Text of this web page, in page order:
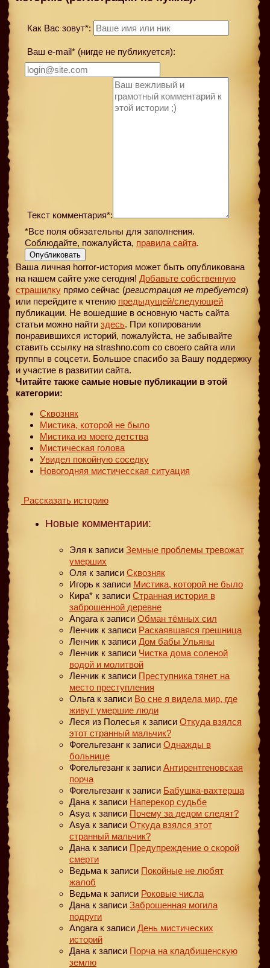
Как Вас зовут*:
Ваш e-mail* (нигде не публикуется):
Текст комментария*:
*Все поля обязательны для заполнения.
Соблюдайте, пожалуйста, правила сайта.
Опубликовать
Ваша личная horror-история может быть опубликована
на нашем сайте уже сегодня! Добавьте собственную
страшилку прямо сейчас (регистрация не требуется)
или перейдите к чтению предыдущей/следующей
публикации. Не вошедшие в основную часть сайта
статьи можно найти здесь. При копировании
понравившихся историй, пожалуйста, не забывайте
ставить ссылку на strashno.com со своего сайта или
группы в соцсети. Большое спасибо за Вашу поддержку
и участие в развитии сайта.
Читайте также самые новые публикации в этой
категории:
Сквозняк
Мистика, которой не было
Мистика из моего детства
Мистическая голова
Увидел покойную соседку
Новогодняя мистичесская ситуация
Рассказать историю
Новые комментарии:
Эля к записи Земные проблемы тревожат
умерших
Оля к записи Сквозняк
Игорь к записи Мистика, которой не было
Кира* к записи Странная история в
заброшенной деревне
Angara к записи Обман тёмных сил
Ленчик к записи Раскаявшаяся грешница
Ленчик к записи Дом бабы Ульяны
Ленчик к записи Чистка дома соленой
водой и молитвой
Ленчик к записи Преступника тянет на
место преступления
Ольга к записи Во сне я видела мир, где
живут умершие люди
Леся из Полесья к записи Откуда взялся
этот странный мальчик?
Фогельгезанг к записи Однажды в
больнице
Фогельгезанг к записи Антирентгеновская
порча
Фогельгезанг к записи Бабушка-вахтерша
Дана к записи Наперекор судьбе
Asya к записи Почему за дедом следят?
Asya к записи Откуда взялся этот
странный мальчик?
Дана к записи Предупреждение о скорой
смерти
Ведьма к записи Покойные не любят
жалоб
Ведьма к записи Роковые числа
Дана к записи Заброшенная могила
подруги
Angara к записи День мистических
историй
Дана к записи Порча на кладбищенскую
землю